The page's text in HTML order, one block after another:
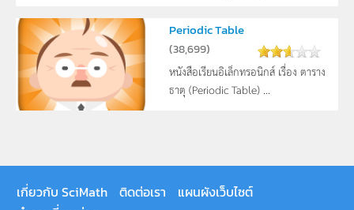
Periodic Table
(38,699)
หนังสือเรียนอิเล็กทรอนิกส์ เรื่อง ตาราง
ธาตุ (Periodic Table) ...
เกี่ยวกับ SciMath ติดต่อเรา
แผนผังเว็บไซต์